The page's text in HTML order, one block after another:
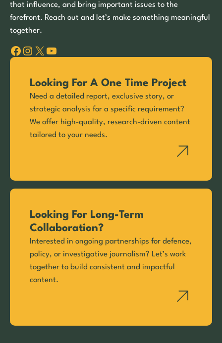
that influence, and bring important issues to the
forefront. Reach out and let’s make something meaningful
together.
Facebook Instagram X YouTube
Looking For A One Time Project
Need a detailed report, exclusive story, or
strategic analysis for a specific requirement?
We offer high-quality, research-driven content
tailored to your needs.
Looking For Long-Term
Collaboration?
Interested in ongoing partnerships for defence,
policy, or investigative journalism? Let’s work
together to build consistent and impactful
content.